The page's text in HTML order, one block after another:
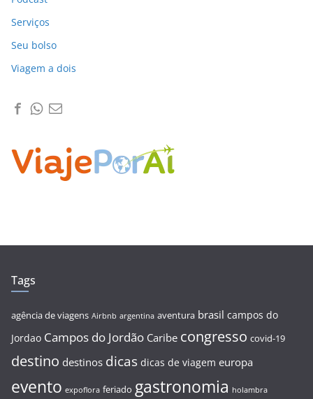
Serviços
Seu bolso
Viagem a dois
Tags
agência de viagens Airbnb argentina aventura brasil campos do
Jordao Campos do Jordão Caribe congresso covid-19
destino destinos dicas dicas de viagem europa
evento expoflora feriado gastronomia holambra